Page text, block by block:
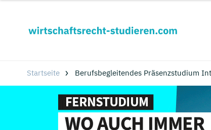
Startseite Berufsbegleitendes Präsenzstudium